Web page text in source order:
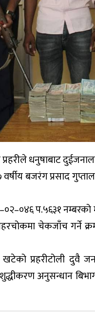
धनुषाबाट
बजरंग प्रसाद
प.५६३१
चेकजाँच गर्ने
प्रहरीटोली दुवै
अनुसन्धान